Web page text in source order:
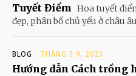
Tuyết Điểm
Hoa tuyết
đẹp, phân bố chủ yếu ở châu
BLOG THÁNG 3 9, 2023
Hướng dẫn Cách trồng